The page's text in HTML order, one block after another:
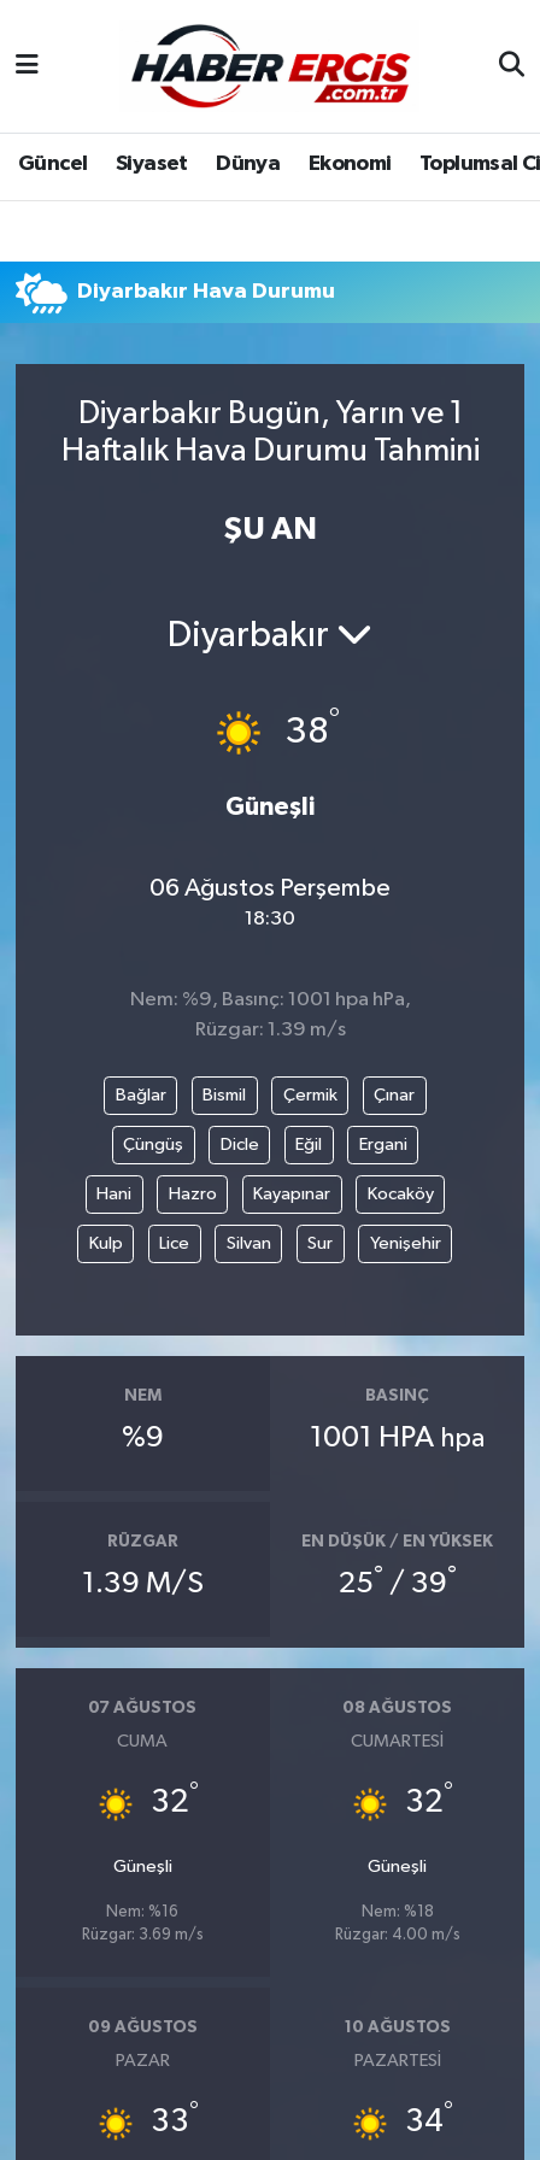
Güncel Siyaset Dünya Ekonomi Toplumsal
Diyarbakır Hava Durumu
Diyarbakır Bugün, Yarın ve 1
Haftalık Hava Durumu Tahmini
ŞU AN
Diyarbakır
38°
Güneşli
06 Ağustos Perşembe
18:30
Nem: %9, Basınç: 1001 hpa hPa,
Rüzgar: 1.39 m/s
Bağlar Bismil Çermik Çınar
Çüngüş Dicle Eğil Ergani
Hani Hazro Kayapınar Kocaköy
Kulp Lice Silvan Sur Yenişehir
NEM
%9
BASINÇ
1001 HPA hpa
RÜZGAR
1.39 M/S
EN DÜŞÜK / EN YÜKSEK
25° / 39°
07 AĞUSTOS
CUMA
32°
Güneşli
Nem: %16
Rüzgar: 3.69 m/s
08 AĞUSTOS
CUMARTESI
32°
Güneşli
Nem: %18
Rüzgar: 4.00 m/s
09 AĞUSTOS
PAZAR
33°
10 AĞUSTOS
PAZARTESI
34°